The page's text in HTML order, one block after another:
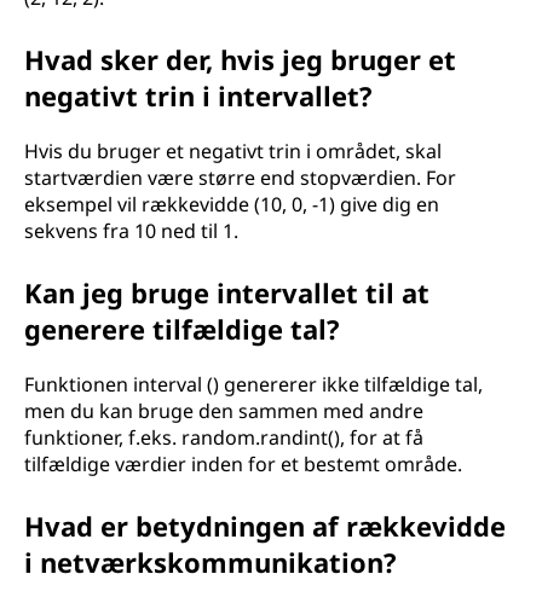
Hvad sker der, hvis jeg bruger et
negativt trin i intervallet?
Hvis du bruger et negativt trin i området, skal
startværdien være større end stopværdien. For
eksempel vil rækkevidde (10, 0, -1) give dig en
sekvens fra 10 ned til 1.
Kan jeg bruge intervallet til at
generere tilfældige tal?
Funktionen interval () genererer ikke tilfældige tal,
men du kan bruge den sammen med andre
funktioner, f.eks. random.randint(), for at få
tilfældige værdier inden for et bestemt område.
Hvad er betydningen af rækkevidde
i netværkskommunikation?